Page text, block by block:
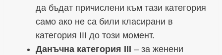
да бъдат причислени към тази категория
само ако не са били класирани в
категория III до този момент.
Данъчна категория III – за женени